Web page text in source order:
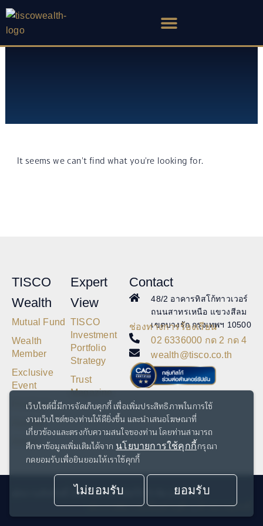
Skip
content
It seems we can't find what you're looking for.
TISCO
Wealth
Mutual Fund
Wealth
Member
Exclusive
Event
Privilege
Awards
Article
Expert
View
TISCO
Investment
Portfolio
Strategy
Trust
Magazine
Contact
48/2 อาคารทิสโก้ทาวเวอร์
ถนนสาทรเหนือ แขวงสีลม
เขตบางรัก กรุงเทพฯ 10500
ช่องทางการร้องเรียน
02 6336000 กด 2 กด 4
wealth@tisco.co.th
@สงวนลิขสิทธิ์ 2567 ธนาคารทิสโก้ จำกัด (มหาชน)
ประกาศความเป็นส่วนตัว | คำสงวนสิทธิ์
เว็บไซต์นี้มีการจัดเก็บคุกกี้ เพื่อเพิ่มประสิทธิภาพในการใช้
งานเว็บไซต์ของท่านให้ดียิ่งขึ้น และนำเสนอโฆษณาที่
เกี่ยวข้องและตรงกับความสนใจของท่าน โดยท่านสามารถ
ศึกษาข้อมูลเพิ่มเติมได้จาก นโยบายการใช้คุกกี้กรุณา
กดยอมรับเพื่อยินยอมให้เราใช้คุกกี้
ไม่ยอมรับ ยอมรับ